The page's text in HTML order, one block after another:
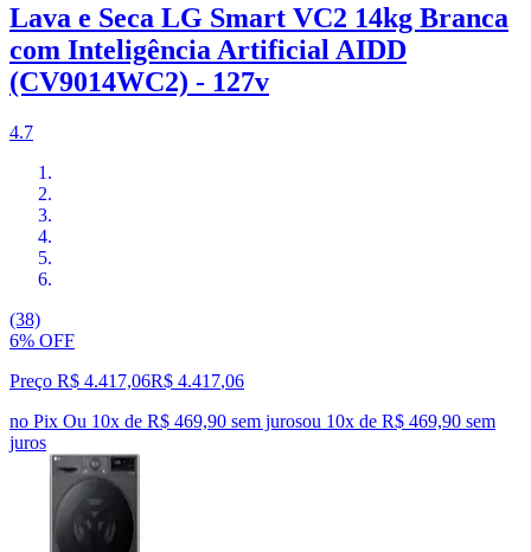
Lava e Seca LG Smart VC2 14kg Branca
com Inteligência Artificial AIDD
(CV9014WC2) - 127v
4.7
(38)
6% OFF
Preço R$ 4.417,06R$ 4.417,06
no Pix Ou 10x de R$ 469,90 sem jurosou 10x de R$ 469,90 sem
juros